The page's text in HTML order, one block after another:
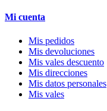
Mi cuenta
Mis pedidos
Mis devoluciones
Mis vales descuento
Mis direcciones
Mis datos personales
Mis vales